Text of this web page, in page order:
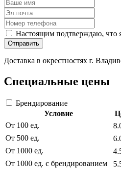
Настоящим подтверждаю, что
Отправить
Доставка в окрестностях г.
Специальные цены
Брендирование
Условие
От 100 ед.
От 500 ед.
От 1000 ед.
От 1000 ед. с брендированием